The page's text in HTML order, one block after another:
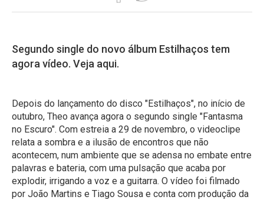
Segundo single do novo álbum Estilhaços tem
agora vídeo. Veja aqui.
Depois do lançamento do disco "Estilhaços", no início de
outubro, Theo avança agora o segundo single "Fantasma
no Escuro". Com estreia a 29 de novembro, o videoclipe
relata a sombra e a ilusão de encontros que não
acontecem, num ambiente que se adensa no embate entre
palavras e bateria, com uma pulsação que acaba por
explodir, irrigando a voz e a guitarra. O vídeo foi filmado
por João Martins e Tiago Sousa e conta com produção da